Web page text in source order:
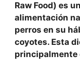
Raw Food) es
alimentación
perros en su
coyotes. Esta
principalmente